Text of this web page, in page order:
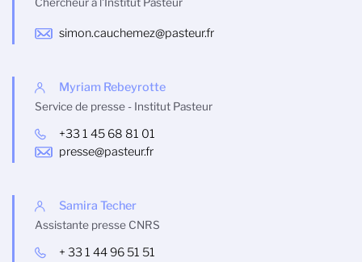
simon.cauchemez@pasteur.fr
Myriam Rebeyrotte
Service de presse - Institut Pasteur
+33 1 45 68 81 01
presse@pasteur.fr
Samira Techer
Assistante presse CNRS
+ 33 1 44 96 51 51